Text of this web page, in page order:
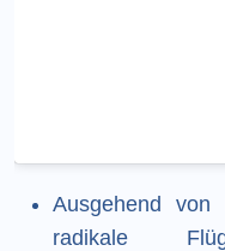
Ausgehend von
radikale